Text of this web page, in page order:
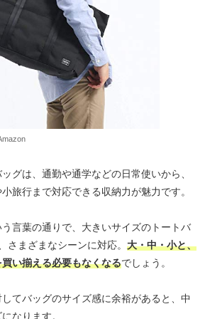
グは、通勤や通学などの日常使いから、
旅行まで対応できる収納力が魅力です。
う言葉の通りで、大きいサイズのトートバ
さまざまなシーンに対応。 大・中・小と、
い揃える必要もなくなるでしょう。
てバッグのサイズ感に余裕があると、中
なります。